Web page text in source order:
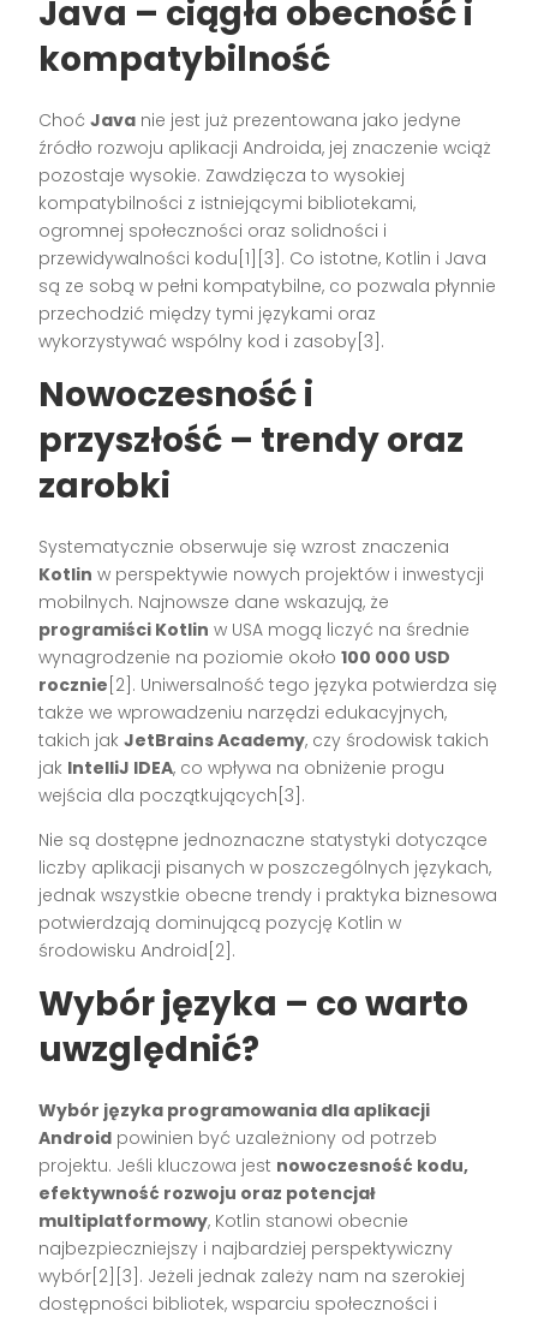
Java – ciągła obecność i
kompatybilność
ChoćJava nie jest już prezentowana jako jedyne
źródło rozwoju aplikacji Androida, jej znaczenie wciąż
pozostaje wysokie. Zawdzięcza to wysokiej
kompatybilności z istniejącymi bibliotekami,
ogromnej społeczności oraz solidności i
przewidywalności kodu[1][3]. Co istotne, Kotlin i Java
są ze sobą w pełni kompatybilne, co pozwala płynnie
przechodzić między tymi językami oraz
wykorzystywać wspólny kod i zasoby[3].
Nowoczesność i
przyszłość – trendy oraz
zarobki
Systematycznie obserwuje się wzrost znaczenia
Kotlin w perspektywie nowych projektów i inwestycji
mobilnych. Najnowsze dane wskazują, że
programiści Kotlin w USA mogą liczyć na średnie
wynagrodzenie na poziomie około100 000 USD
rocznie [2]. Uniwersalność tego języka potwierdza się
także we wprowadzeniu narzędzi edukacyjnych,
takich jakJetBrains Academy, czy środowisk takich
jak IntelliJ IDEA, co wpływa na obniżenie progu
wejścia dla początkujących[3].
Nie są dostępne jednoznaczne statystyki dotyczące
liczby aplikacji pisanych w poszczególnych językach,
jednak wszystkie obecne trendy i praktyka biznesowa
potwierdzają dominującą pozycję Kotlin w
środowisku Android[2].
Wybór języka – co warto
uwzględnić?
Wybór języka programowania dla aplikacji
Android powinien być uzależniony od potrzeb
projektu. Jeśli kluczowa jest nowoczesność kodu,
efektywność rozwoju oraz potencjał
multiplatformowy, Kotlin stanowi obecnie
najbezpieczniejszy i najbardziej perspektywiczny
wybór[2][3]. Jeżeli jednak zależy nam na szerokiej
dostępności bibliotek, wsparciu społeczności i